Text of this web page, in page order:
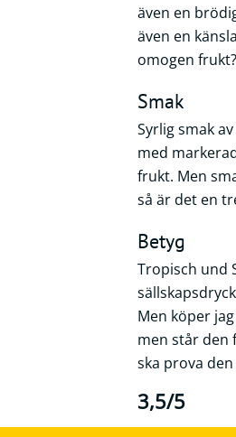
även en
även en
omogen frukt?
Smak
Syrlig smak
med
frukt. Men
så är det en
Betyg
Tropisch und
Men köper
men står den
ska prova
3,5/5